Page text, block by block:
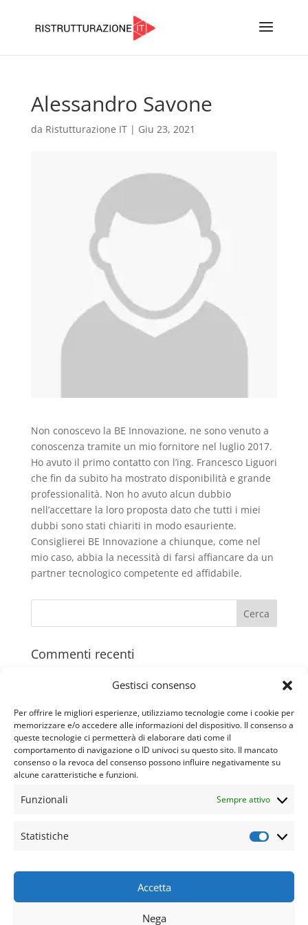
Gestisci consenso
Per offrire le migliori esperienze, utilizziamo tecnologie come i cookie per
memorizzare e/o accedere alle informazioni del dispositivo. Il consenso a
queste tecnologie ci permetterà di elaborare dati come il
comportamento di navigazione o ID univoci su questo sito. Il mancato
consenso o la revoca del consenso possono influire negativamente su
alcune caratteristiche e funzioni.
Funzionali Sempre attivo
Statistiche
Accetta
Nega
Alessandro Savone
da Ristutturazione IT| Giu 23, 2021
Non conoscevo la BE Innovazione, ne sono venuto a
conoscenza tramite un mio fornitore nel luglio 2017.
Ho avuto il primo contatto con l’ing. Francesco Liguori
che fin da subito ha mostrato disponibilità e grande
professionalità. Non ho avuto alcun dubbio
nell’accettare la loro proposta dato che tutti i miei
dubbi sono stati chiariti in modo esauriente.
Consiglierei BE Innovazione a chiunque, come nel
mio caso, abbia la necessità di farsi affiancare da un
partner tecnologico competente ed affidabile.
Commenti recenti
Categorie
Nessuna categoria
Categorie